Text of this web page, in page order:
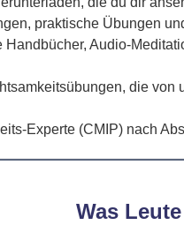
praktische Übungen
Audio-
die
Experte (CMIP) nach
Was